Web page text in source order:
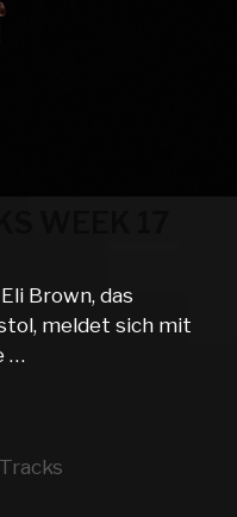
Brown, das
meldet sich mit
…